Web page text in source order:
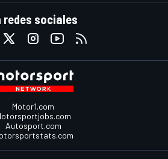
redes sociales
Motor1.com
Autosport.com